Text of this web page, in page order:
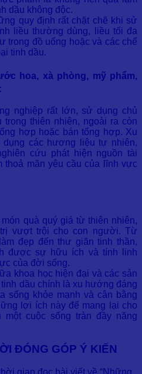
dầu không độc.
quy định rất chặt chẽ khi sử
liều thường dùng, liều tối đa
trong đồ uống hoặc và các chế
tinh dầu.
hoa, xà phòng, mỹ phẩm,
nghiệp rất lớn, sử dụng chủ
trong thiên nhiên, ngoài ra còn
hợp hoặc bán tổng hợp. Xu
các hương liệu tự nhiên,
cứu phát hiện nguồn tài
thoả mãn yêu cầu của lĩnh vực
quà quý giá từ thiên nhiên,
vượt trội cho con người. Từ
đẹp đến thư giãn tinh thần,
được sự hữu ích và tính linh
của đời sống.
khoa học hiện đại và các sản
dầu chính là xu hướng đáng
sống khỏe mạnh và cân bằng
lợi ích này để mang lại cho
một cuộc sống tràn đầy năng
ĐÓNG GÓP Ý KIẾN